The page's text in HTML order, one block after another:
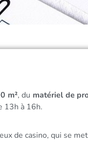
m², du matériel de
13h à 16h.
de casino, qui se